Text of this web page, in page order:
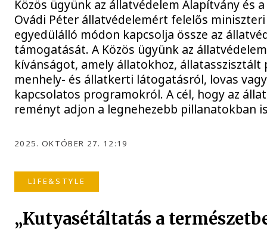
Közös ügyünk az állatvédelem Alapítvány és
Ovádi Péter állatvédelemért felelős
egyedülálló módon kapcsolja össze az
támogatását. A Közös ügyünk az
kívánságot, amely állatokhoz,
menhely- és állatkerti látogatásról, lovas
kapcsolatos programokról. A cél, hogy az
reményt adjon a legnehezebb pillanatokban
2025. OKTÓBER 27. 12:19
LIFE&STYLE
„Kutyasétáltatás a